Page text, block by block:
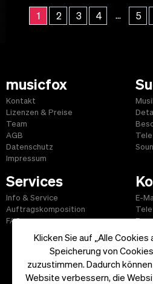
Klicken Sie auf „Alle Cookies
Speicherung von
zuzustimmen. Dadurch
Website verbessern, die
1 2 3 4 ... 5
musicfox
Kontakt
Lizenzen & Preise
Team
AGB
Datenschutz
Impressum
Services
Info & Service
Auftragskomposition
FAQ
E-
Start|Informationen|